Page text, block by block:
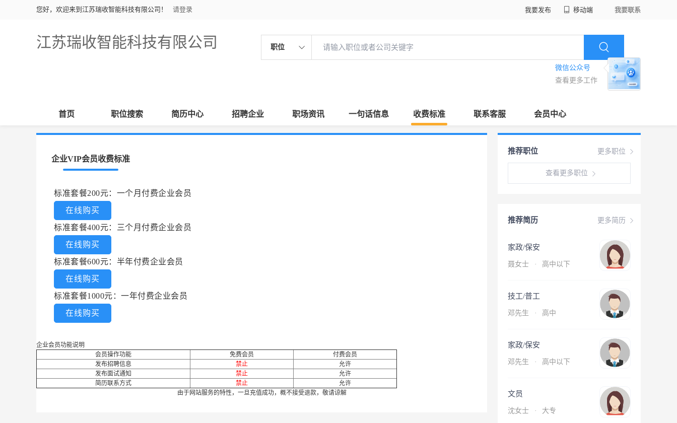
您好，欢迎来到江苏瑞收智能科技有限公司！ 请登录 我要发布 移动端 我要联系
江苏瑞收智能科技有限公司 职位
微信公众号
查看更多工作
首页 职位搜索 简历中心 招聘企业 职场资讯 一句话信息 收费标准 联系客服 会员中心
企业VIP会员收费标准
标准套餐200元：一个月付费企业会员
在线购买
标准套餐400元：三个月付费企业会员
在线购买
标准套餐600元：半年付费企业会员
在线购买
标准套餐1000元：一年付费企业会员
在线购买
企业会员功能说明
会员操作功能
免费会员
付费会员
发布招聘信息
禁止
允许
发布面试通知
禁止
允许
简历联系方式
禁止
允许
由于网站服务的特性，一旦充值成功，概不接受退款，敬请谅解
更多职位
推荐职位
查看更多职位
更多简历
推荐简历
家政/保安
聂女士 · 高中以下
技工/普工
邓先生 · 高中
家政/保安
邓先生 · 高中以下
文员
沈女士 · 大专